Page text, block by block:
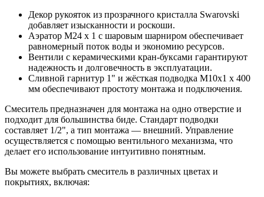
Декор рукояток из прозрачного кристалла Swarovski
добавляет изысканности и роскоши.
Аэратор M24 x 1 с шаровым шарниром обеспечивает
равномерный поток воды и экономию ресурсов.
Вентили с керамическими кран-буксами гарантируют
надежность и долговечность в эксплуатации.
Сливной гарнитур 1" и жёсткая подводка M10x1 x 400
мм обеспечивают простоту монтажа и подключения.
Смеситель предназначен для монтажа на одно отверстие и
подходит для большинства биде. Стандарт подводки
составляет 1/2", а тип монтажа — внешний. Управление
осуществляется с помощью вентильного механизма, что
делает его использование интуитивно понятным.
Вы можете выбрать смеситель в различных цветах и
покрытиях, включая: